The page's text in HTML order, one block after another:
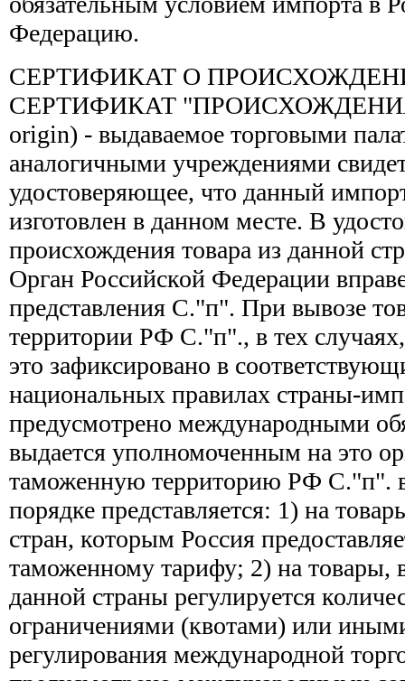
Федерацию.
СЕРТИФИКАТ О
СЕРТИФИКАТ "ПРОИСХОЖДЕНИЯ"
origin) - выдаваемое торговыми
аналогичными учреждениями
удостоверяющее, что данный
изготовлен в данном месте. В
происхождения товара из данной
Орган Российской Федерации
представления С."п". При вывозе
территории РФ С."п"., в тех
это зафиксировано в
национальных правилах страны-
предусмотрено международными
выдается уполномоченным на это
таможенную территорию РФ С."п". в
порядке представляется: 1) на
стран, которым Россия
таможенному тарифу; 2) на товары,
данной страны регулируется
ограничениями (квотами) или
регулирования международной